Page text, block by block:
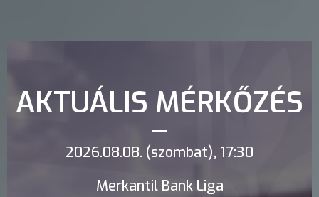
AKTUÁLIS MÉRKŐZÉS
2026.08.08. (szombat), 17:30
Merkantil Bank Liga